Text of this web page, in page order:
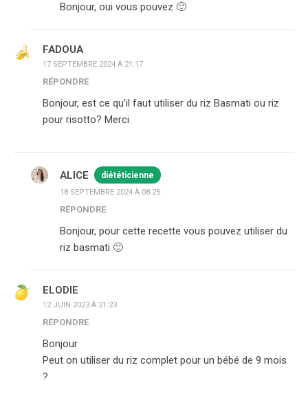
Bonjour, oui vous pouvez 🙂
FADOUA
17 SEPTEMBRE 2024 À 21:17
RÉPONDRE
Bonjour, est ce qu’il faut utiliser du riz Basmati ou riz
pour risotto? Merci
ALICE diététicienne
18 SEPTEMBRE 2024 À 08:25
RÉPONDRE
Bonjour, pour cette recette vous pouvez utiliser du
riz basmati 🙂
ELODIE
12 JUIN 2023 À 21:23
RÉPONDRE
Bonjour
Peut on utiliser du riz complet pour un bébé de 9 mois
?